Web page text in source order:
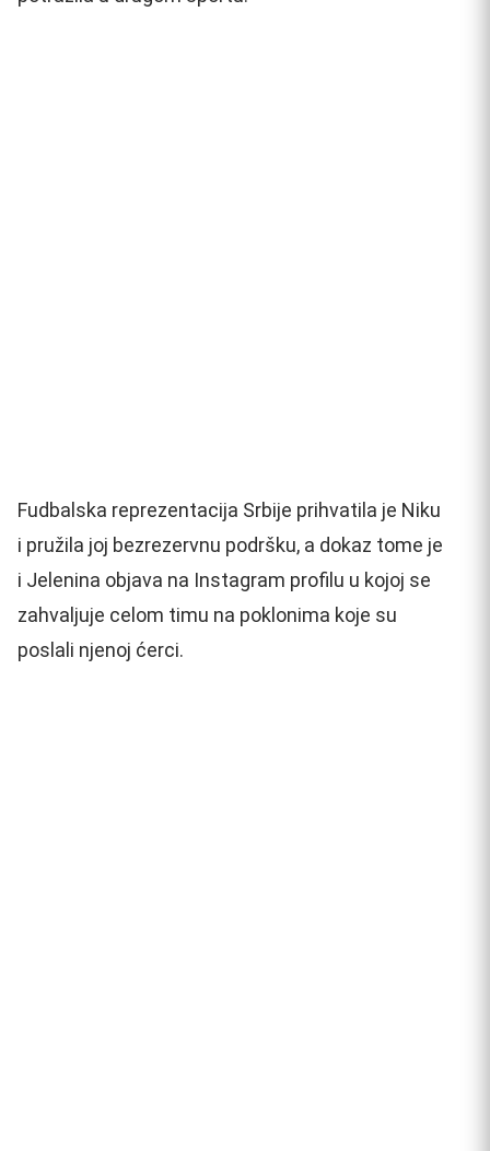
Fudbalska reprezentacija Srbije prihvatila je Niku
i pružila joj bezrezervnu podršku, a dokaz tome je
i Jelenina objava na Instagram profilu u kojoj se
zahvaljuje celom timu na poklonima koje su
poslali njenoj ćerci.